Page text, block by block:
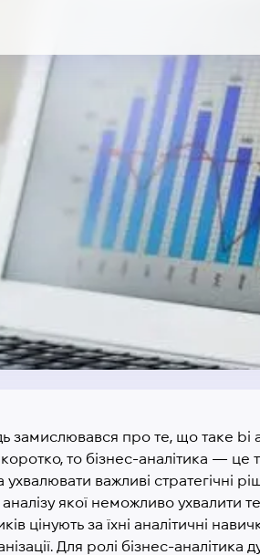
замислювався про те, що таке bi
то бізнес-аналітика — це
ухвалювати важливі стратегічні
аналізу якої неможливо ухвалити
цінують за їхні аналітичні
Для ролі бізнес-аналітика